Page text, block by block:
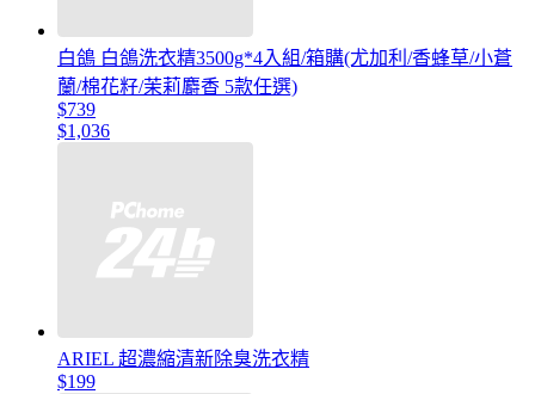
白鴿 白鴿洗衣精3500g*4入組/箱購(尤加利/香蜂草/小蒼
蘭/棉花籽/茉莉麝香 5款任選)
$739
$1,036
ARIEL 超濃縮清新除臭洗衣精
$199